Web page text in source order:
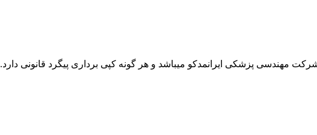
مهندسی پزشکی ایرانمدکو میباشد و هر گونه کپی برداری پیگرد قانونی دارد.